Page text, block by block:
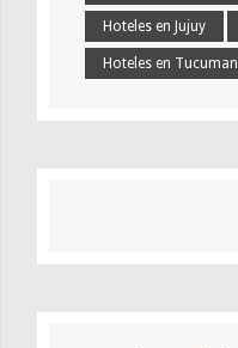
Hoteles en Jujuy
Hoteles en Tucuman